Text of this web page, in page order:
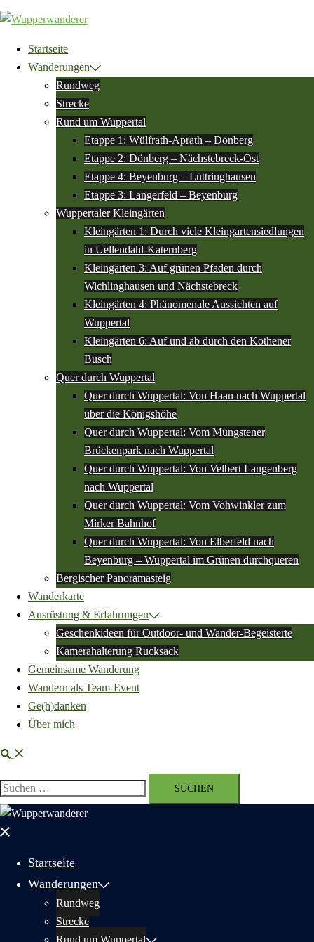
Zum
Inhalt
springenStartseite
Wanderungen
Rundweg
Strecke
Rund um Wuppertal
Etappe 1: Wülfrath-Aprath – Dönberg
Etappe 2: Dönberg – Nächstebreck-Ost
Etappe 4: Beyenburg – Lüttringhausen
Etappe 3: Langerfeld – Beyenburg
Wuppertaler Kleingärten
Kleingärten 1: Durch viele Kleingartensiedlungen
in Uellendahl-Katernberg
Kleingärten 3: Auf grünen Pfaden durch
Wichlinghausen und Nächstebreck
Kleingärten 4: Phänomenale Aussichten auf
Wuppertal
Kleingärten 6: Auf und ab durch den Kothener
Busch
Quer durch Wuppertal
Quer durch Wuppertal: Von Haan nach Wuppertal
über die Königshöhe
Quer durch Wuppertal: Vom Müngstener
Brückenpark nach Wuppertal
Quer durch Wuppertal: Von Velbert Langenberg
nach Wuppertal
Quer durch Wuppertal: Vom Vohwinkler zum
Mirker Bahnhof
Quer durch Wuppertal: Von Elberfeld nach
Beyenburg – Wuppertal im Grünen durchqueren
Bergischer Panoramasteig
Wanderkarte
Ausrüstung & Erfahrungen
Geschenkideen für Outdoor- und Wander-Begeisterte
Kamerahalterung Rucksack
Gemeinsame Wanderung
Wandern als Team-Event
Ge(h)danken
Über mich
Suche
Suchen
nach:
Menü
Startseite
Wanderungen
Rundweg
Strecke
Rund um Wuppertal